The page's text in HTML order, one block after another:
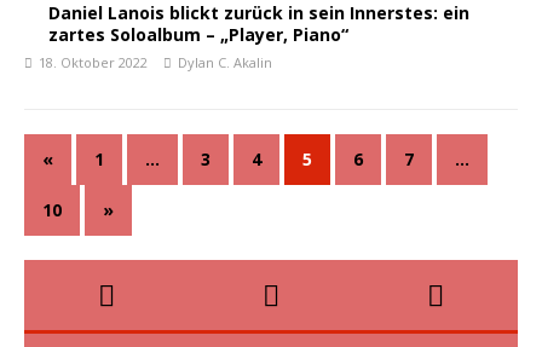
Daniel Lanois blickt zurück in sein Innerstes: ein
zartes Soloalbum – „Player, Piano“
18. Oktober 2022 Dylan C. Akalin
« 1 … 3 4 5 6 7 …
10 »